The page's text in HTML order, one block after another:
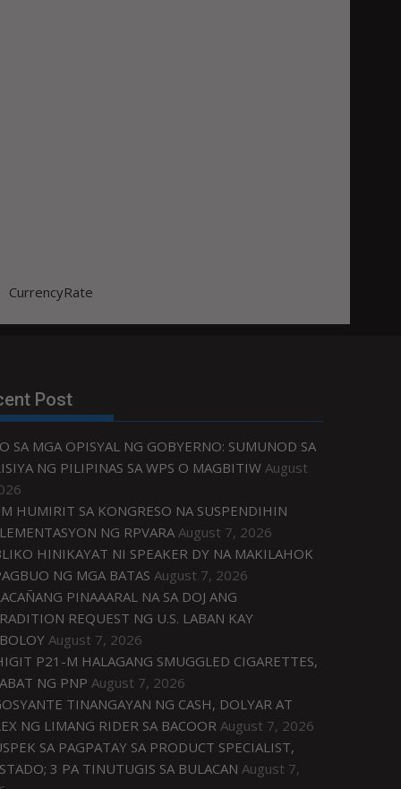
CurrencyRate
Post
SA MGA OPISYAL NG GOBYERNO: SUMUNOD SA
NG PILIPINAS SA WPS O MAGBITIW August
HUMIRIT SA KONGRESO NA SUSPENDIHIN
NG RPVARA August 7, 2026
HINIKAYAT NI SPEAKER DY NA MAKILAHOK
NG MGA BATAS August 7, 2026
PINAAARAL NA SA DOJ ANG
REQUEST NG U.S. LABAN KAY
August 7, 2026
P21-M HALAGANG SMUGGLED CIGARETTES,
NG PNP August 7, 2026
TINANGAYAN NG CASH, DOLYAR AT
NG LIMANG RIDER SA BACOOR August 7, 2026
SA PAGPATAY SA PRODUCT SPECIALIST,
3 PA TINUTUGIS SA BULACAN August 7,